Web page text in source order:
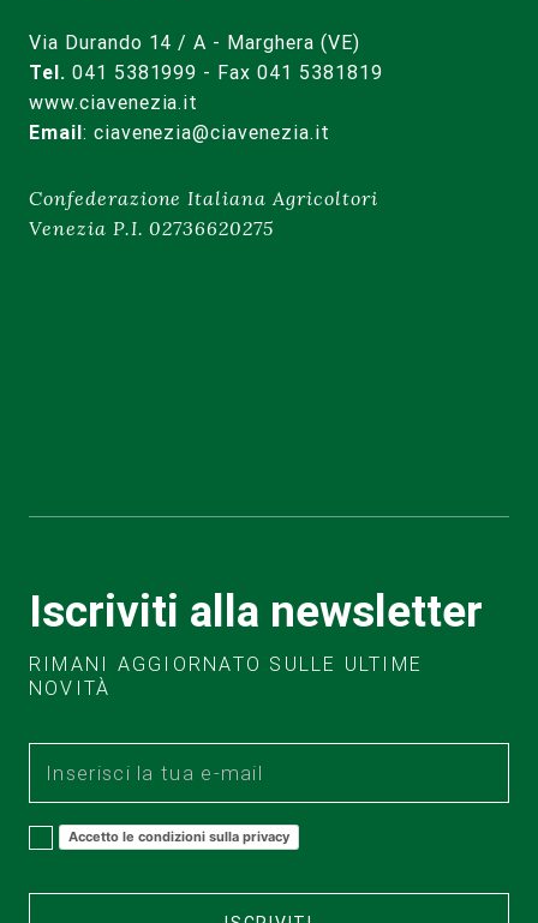
Via Durando 14 / A - Marghera (VE)
Tel. 041 5381999 - Fax 041 5381819
www.ciavenezia.it
Email: ciavenezia@ciavenezia.it
Confederazione Italiana Agricoltori
Venezia P.I. 02736620275
Iscriviti alla newsletter
RIMANI AGGIORNATO SULLE ULTIME
NOVITÀ
Accetto le condizioni sulla privacy